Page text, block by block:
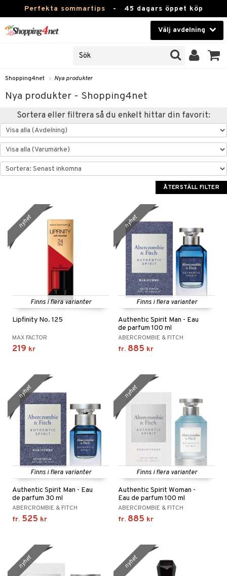
Perfekta sommartips - 45 dagars öppet köp
Välj avdelning
Kontaktlinser
Hälsokost
Apotek
Fitness
Hem & Inredning
Leksaker, Barn & Baby
Kampanjer
Shopping4net » Nya produkter
Nya produkter - Shopping4net
Sortera eller filtrera så du enkelt hittar din favorit:
ÅTERSTÄLL FILTER
Finns i flera varianter
Lipfinity No. 125
MAX FACTOR
219 kr
nyhet
Finns i flera varianter
Authentic Spirit Man - Eau
de parfum 100 ml
ABERCROMBIE & FITCH
fr. 885 kr
nyhet
Finns i flera varianter
Authentic Spirit Man - Eau
de parfum 30 ml
ABERCROMBIE & FITCH
fr. 525 kr
nyhet
Finns i flera varianter
Authentic Spirit Woman -
Eau de parfum 100 ml
ABERCROMBIE & FITCH
fr. 885 kr
nyhet
nyhet nyhet
svar
Beautystore